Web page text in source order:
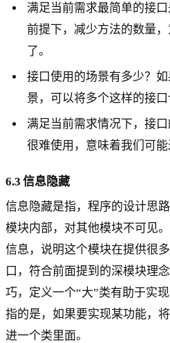
满足当前需求最简单的接
前提下，减少方法的数量
了。
接口使用的场景有多少？
景，可以将多个这样的接口
满足当前需求情况下，接
很难使用，意味着我们可能
6.3 信息隐藏
信息隐藏是指，程序的设计思
模块内部，对其他模块不可见
信息，说明这个模块在提供很
口，符合前面提到的深模块理
巧，定义一个“大”类有助于实
指的是，如果要实现某功能，
进一个类里面。